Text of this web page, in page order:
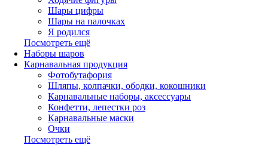
Шары цифры
Шары на палочках
Я родился
Посмотреть ещё
Наборы шаров
Карнавальная продукция
Фотобутафория
Шляпы, колпачки, ободки, кокошники
Карнавальные наборы, аксессуары
Конфетти, лепестки роз
Карнавальные маски
Очки
Посмотреть ещё